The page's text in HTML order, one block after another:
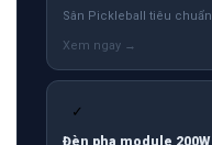
Sân Pickleball tiêu chuẩn
✓
Đèn pha module 200W